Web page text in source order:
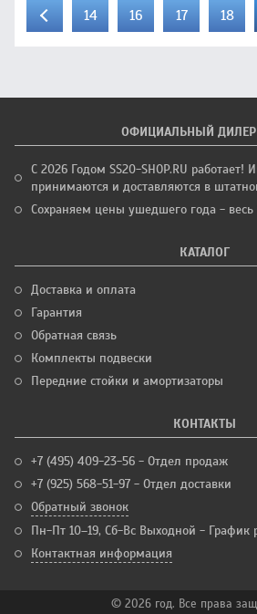
14 16 17 18
ОФИЦИАЛЬНЫЙ ДИЛЕР
С 2026 Годом SS20-SHOP.RU работает!
принимаются и доставляются в
Сохраняем цены ушедшего года - весь
КАТАЛОГ
Доставка и оплата
Гарантия
Обратная связь
Комплекты подвески
Передние стойки и амортизаторы
КОНТАКТЫ
+7 (495) 409-23-56 - Отдел продаж
+7 (925) 568-51-97 - Отдел доставки
Обратный звонок
Пн-Пт 10–19, Сб-Вс Выходной - График
Контактная информация
© 2026 год. Все права